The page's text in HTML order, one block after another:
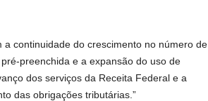
continuidade do crescimento no número de
preenchida e a expansão do uso de
dos serviços da Receita Federal e a
das obrigações tributárias.”